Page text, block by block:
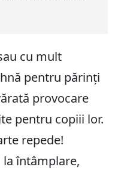
cu mult
pentru părinți
provocare
pentru copiii lor.
repede!
întâmplare,